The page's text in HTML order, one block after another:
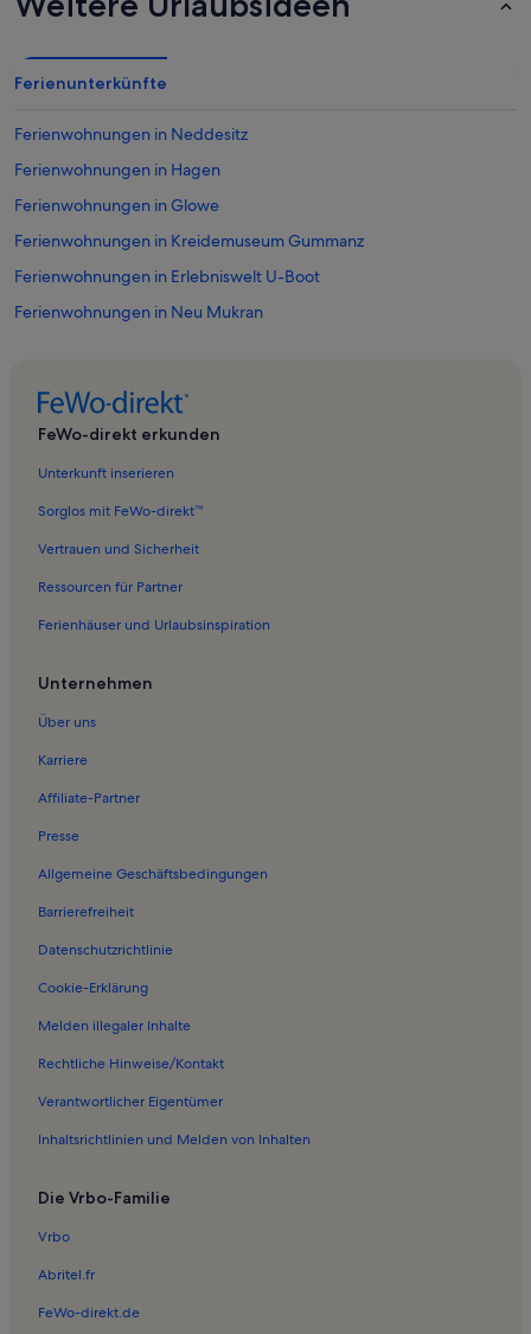
Ferienunterkünfte
Ferienwohnungen in Neddesitz
Ferienwohnungen in Hagen
Ferienwohnungen in Glowe
Ferienwohnungen in Kreidemuseum Gummanz
Ferienwohnungen in Erlebniswelt U-Boot
Ferienwohnungen in Neu Mukran
Ferienwohnungen in Nationalpark Jasmund
Ferienwohnungen in Schloss Dwasieden
Ferienwohnungen in Sassnitzer Fischerei- und Hafenmuseum
Ferienwohnungen in Rügen-Galerie
Ferienwohnungen in Prora
Ferienwohnungen in Ostseebad Baabe
Ferienwohnungen in Lohme
Ferienwohnungen in Nipmerow
Ferienwohnungen in Erlebniswelt SPLASH
Ferienwohnungen in Binz
Ferienwohnungen in Nationalpark-Zentrum Königsstuhl
Ferienwohnungen in Hafen Sassnitz
Häuser in Neddesitz
Häuser in Hagen
Häuser in Glowe
Hütten in Glowe
Haustierfreundliche Ferienunterkünfte in Glowe
FeWo-direkt erkunden
Unterkunft inserieren
Sorglos mit FeWo-direkt™
Vertrauen und Sicherheit
Ressourcen für Partner
Ferienhäuser und Urlaubsinspiration
Unternehmen
Über uns
Karriere
Affiliate-Partner
Presse
Allgemeine Geschäftsbedingungen
Barrierefreiheit
Datenschutzrichtlinie
Cookie-Erklärung
Melden illegaler Inhalte
Rechtliche Hinweise/Kontakt
Verantwortlicher Eigentümer
Inhaltsrichtlinien und Melden von Inhalten
Die Vrbo-Familie
Vrbo
Abritel.fr
FeWo-direkt.de